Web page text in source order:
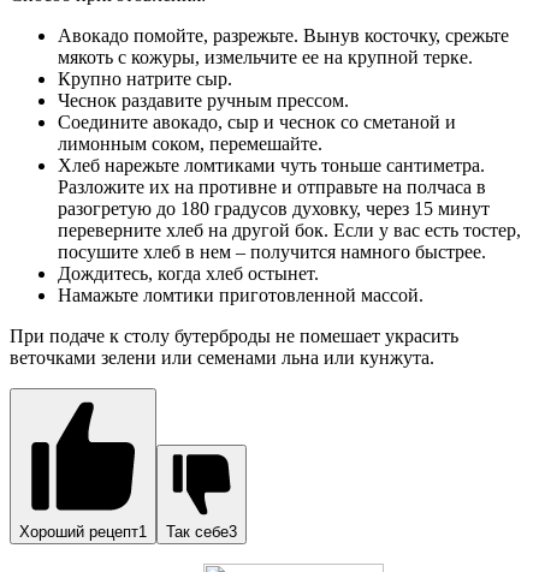
Авокадо помойте, разрежьте. Вынув косточку, срежьте
мякоть с кожуры, измельчите ее на крупной терке.
Крупно натрите сыр.
Чеснок раздавите ручным прессом.
Соедините авокадо, сыр и чеснок со сметаной и
лимонным соком, перемешайте.
Хлеб нарежьте ломтиками чуть тоньше сантиметра.
Разложите их на противне и отправьте на полчаса в
разогретую до 180 градусов духовку, через 15 минут
переверните хлеб на другой бок. Если у вас есть тостер,
посушите хлеб в нем – получится намного быстрее.
Дождитесь, когда хлеб остынет.
Намажьте ломтики приготовленной массой.
При подаче к столу бутерброды не помешает украсить
веточками зелени или семенами льна или кунжута.
Хороший рецепт1 Так себе3